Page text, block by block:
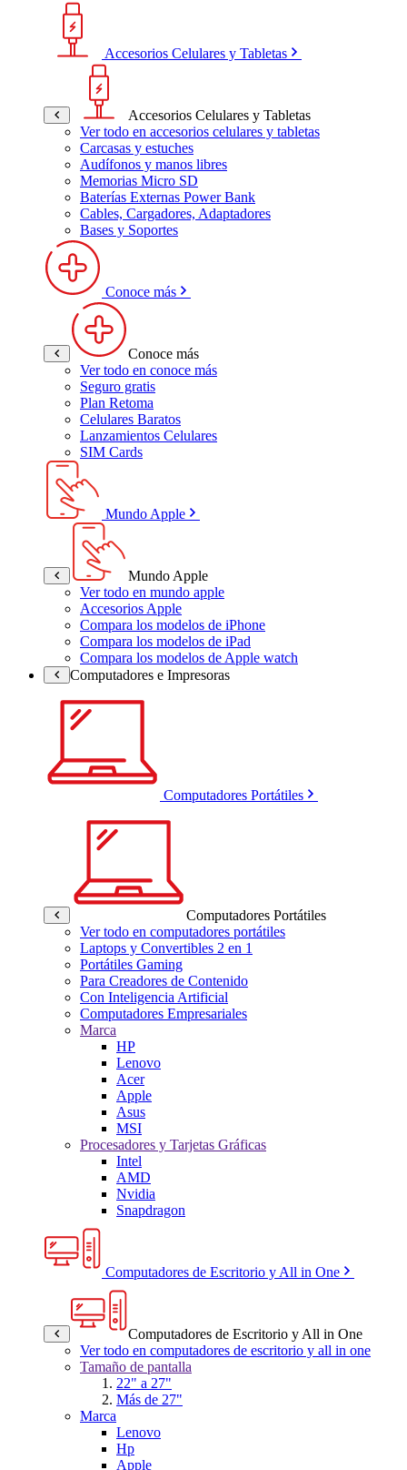
Accesorios Celulares y Tabletas
Accesorios Celulares y Tabletas
Ver todo en accesorios celulares y tabletas
Carcasas y estuches
Audífonos y manos libres
Memorias Micro SD
Baterías Externas Power Bank
Cables, Cargadores, Adaptadores
Bases y Soportes
Conoce más
Conoce más
Ver todo en conoce más
Seguro gratis
Plan Retoma
Celulares Baratos
Lanzamientos Celulares
SIM Cards
Mundo Apple
Mundo Apple
Ver todo en mundo apple
Accesorios Apple
Compara los modelos de iPhone
Compara los modelos de iPad
Compara los modelos de Apple watch
Computadores e Impresoras
Computadores Portátiles
Computadores Portátiles
Ver todo en computadores portátiles
Laptops y Convertibles 2 en 1
Portátiles Gaming
Para Creadores de Contenido
Con Inteligencia Artificial
Computadores Empresariales
Marca
HP
Lenovo
Acer
Apple
Asus
MSI
Procesadores y Tarjetas Gráficas
Intel
AMD
Nvidia
Snapdragon
Computadores de Escritorio y All in One
Computadores de Escritorio y All in One
Ver todo en computadores de escritorio y all in one
Tamaño de pantalla
22" a 27"
Más de 27"
Marca
Lenovo
Hp
Apple